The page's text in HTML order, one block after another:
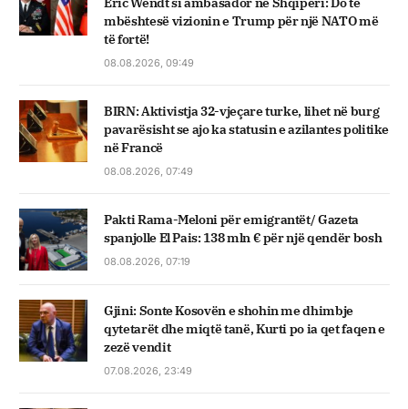
mbështesë vizionin e Trump për një NATO më
të fortë!
08.08.2026, 09:49
BIRN: Aktivistja 32-vjeçare turke, lihet në burg
pavarësisht se ajo ka statusin e azilantes politike
në Francë
08.08.2026, 07:49
Pakti Rama-Meloni për emigrantët/ Gazeta
spanjolle El Pais: 138 mln € për një qendër bosh
08.08.2026, 07:19
Gjini: Sonte Kosovën e shohin me dhimbje
qytetarët dhe miqtë tanë, Kurti po ia qet faqen e
zezë vendit
07.08.2026, 23:49